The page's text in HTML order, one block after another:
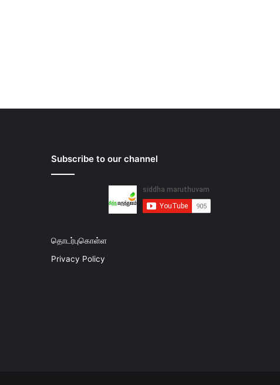
Subscribe to our channel
தொடர்புகொள்ள
Privacy Policy